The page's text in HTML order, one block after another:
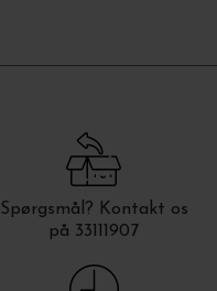
Spørgsmål? Kontakt os
på 33111907